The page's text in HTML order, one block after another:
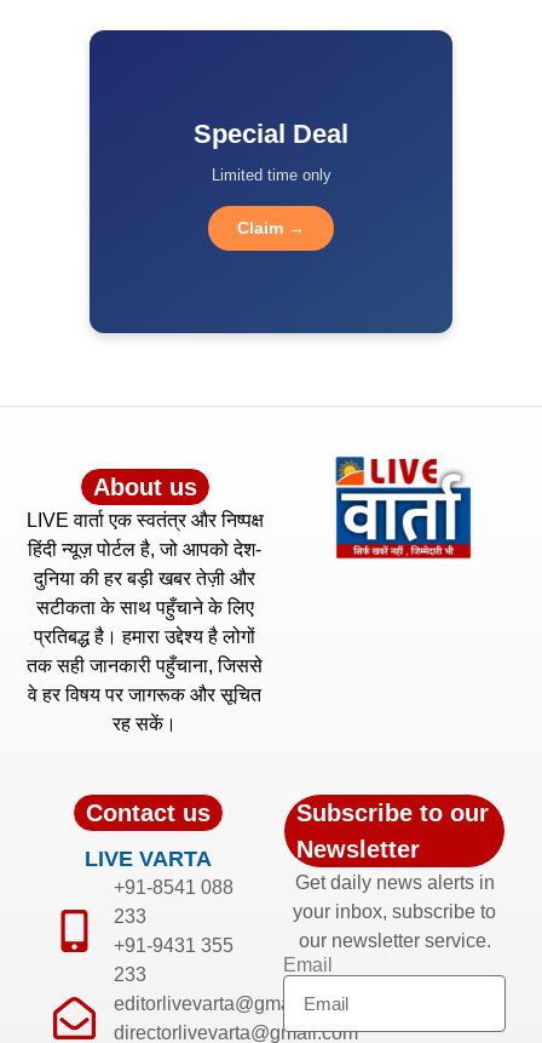
Special Deal
Limited time only
Claim →
About us
LIVE वार्ता एक स्वतंत्र और निष्पक्ष
हिंदी न्यूज़ पोर्टल है, जो आपको देश-
दुनिया की हर बड़ी खबर तेज़ी और
सटीकता के साथ पहुँचाने के लिए
प्रतिबद्ध है। हमारा उद्देश्य है लोगों
तक सही जानकारी पहुँचाना, जिससे
वे हर विषय पर जागरूक और सूचित
रह सकें।
Contact us
LIVE VARTA
+91-8541 088
233
+91-9431 355
233
editorlivevarta@gmail.com
directorlivevarta@gmail.com
Subscribe to our
Newsletter
Get daily news alerts in
your inbox, subscribe to
our newsletter service.
Email